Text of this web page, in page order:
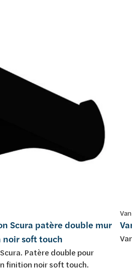
Scura patère double mur
soft touch
Patère double pour
finition noir soft touch.